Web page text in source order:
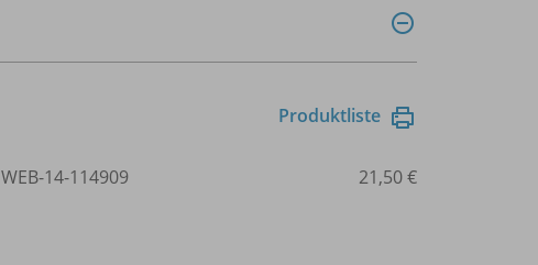
Produktliste
WEB-14-114909 21,50 €